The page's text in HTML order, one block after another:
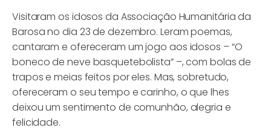
Visitaram os idosos da Associação Humanitária da
Barosa no dia 23 de dezembro. Leram poemas,
cantaram e ofereceram um jogo aos idosos – “O
boneco de neve basquetebolista” –, com bolas de
trapos e meias feitos por eles. Mas, sobretudo,
ofereceram o seu tempo e carinho, o que lhes
deixou um sentimento de comunhão, alegria e
felicidade.